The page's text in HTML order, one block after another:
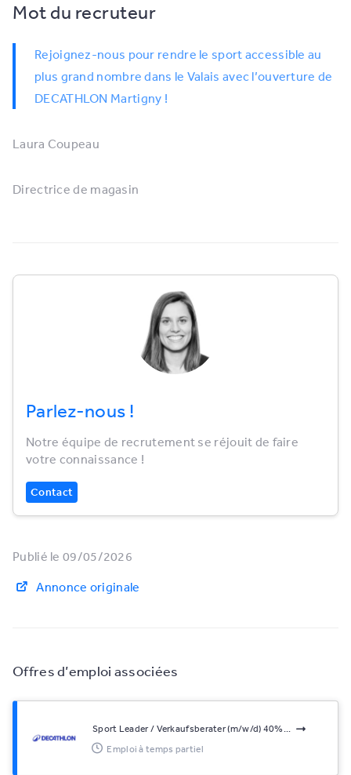
Offres d’emploi associées
Sport Leader / Verkaufsberater (m/w/d) 40%...
Emploi à temps partiel
Mot du recruteur
Rejoignez-nous pour rendre le sport accessible au
plus grand nombre dans le Valais avec l’ouverture de
DECATHLON Martigny !
Laura Coupeau
Directrice de magasin
Parlez-nous !
Notre équipe de recrutement se réjouit de faire
votre connaissance !
Contact
Publié le 09/05/2026
Annonce originale